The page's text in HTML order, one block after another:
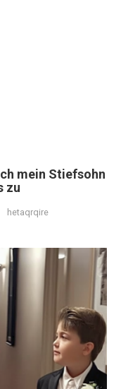
mein Stiefsohn
zu
hetaqrqire